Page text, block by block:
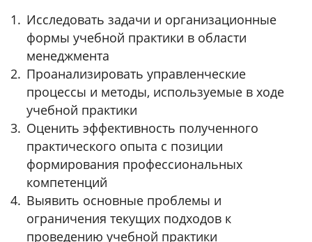
Исследовать задачи и организационные
формы учебной практики в области
менеджмента
Проанализировать управленческие
процессы и методы, используемые в ходе
учебной практики
Оценить эффективность полученного
практического опыта с позиции
формирования профессиональных
компетенций
Выявить основные проблемы и
ограничения текущих подходов к
проведению учебной практики